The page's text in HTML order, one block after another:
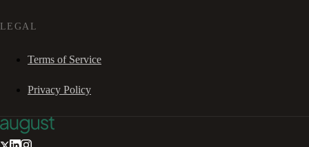
LEGAL
Terms of Service
Privacy Policy